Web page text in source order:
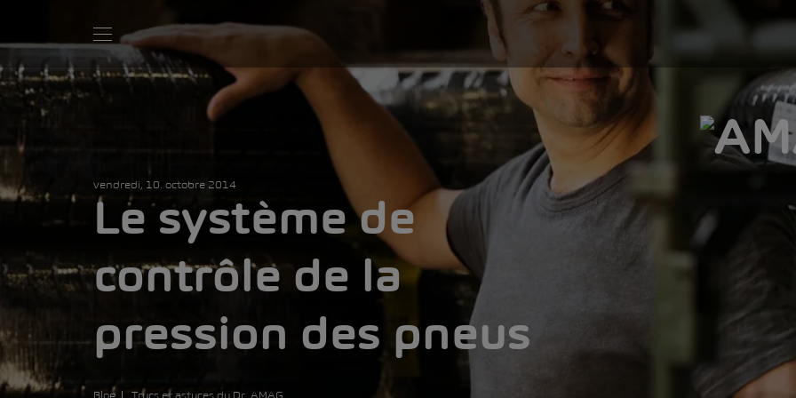
vendredi, 10. octobre 2014
Le système de
contrôle de la
pression des pneus
Blog Trucs et astuces du Dr. AMAG